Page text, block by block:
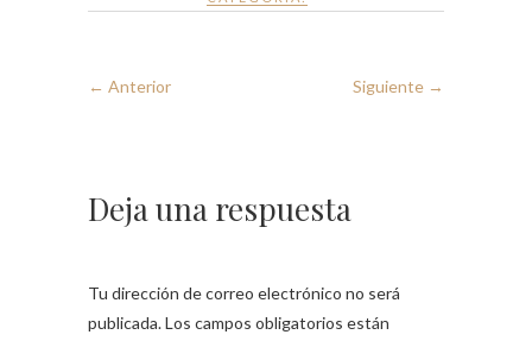
← Anterior Siguiente →
Deja una respuesta
Tu dirección de correo electrónico no será
publicada.Los campos obligatorios están